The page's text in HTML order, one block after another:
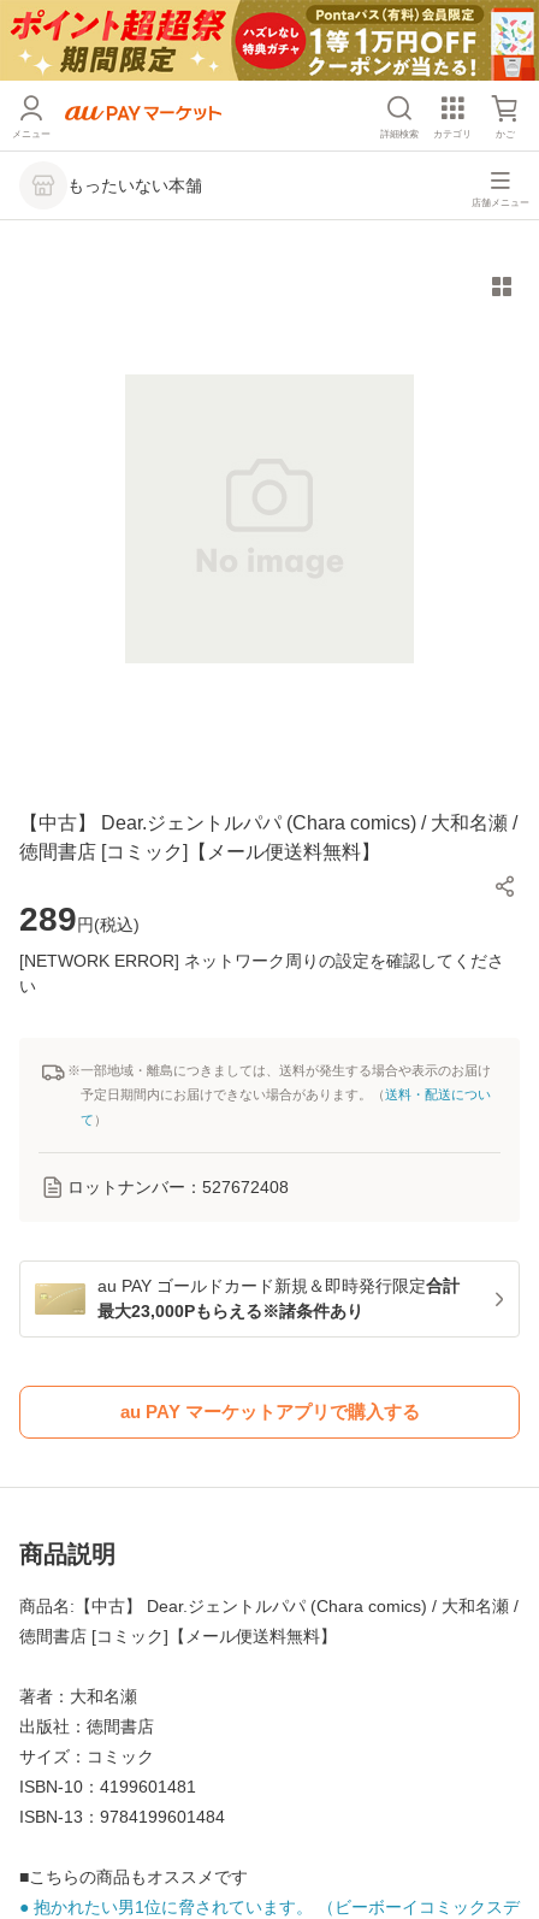
メニュー 詳細検索 カテゴリ かご
もったいない本舗
店舗メニュー
【中古】 Dear.ジェントルパパ (Chara comics) / 大和名瀬 /
徳間書店 [コミック]【メール便送料無料】
289円(税込)
[NETWORK ERROR] ネットワーク周りの設定を確認してくださ
い
※一部地域・離島につきましては、送料が発生する場合や表示のお届け
予定日期間内にお届けできない場合があります。（送料・配送につい
て ）
ロットナンバー： 527672408
au PAY ゴールドカード新規＆即時発行限定合計
最大23,000Pもらえる※諸条件あり
au PAY マーケットアプリで購入する
商品説明
商品名:【中古】 Dear.ジェントルパパ (Chara comics) / 大和名瀬 /
徳間書店 [コミック]【メール便送料無料】
著者：大和名瀬
出版社：徳間書店
サイズ：コミック
ISBN-10：4199601481
ISBN-13：9784199601484
■こちらの商品もオススメです
● 抱かれたい男1位に脅されています。 （ビーボーイコミックスデ